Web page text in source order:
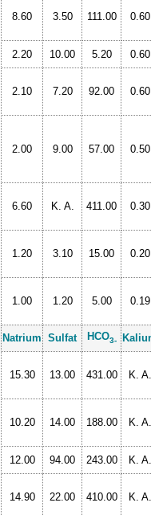
8.60 3.50 111.00 0.60
2.20 10.00 5.20 0.60
2.10 7.20 92.00 0.60
2.00 9.00 57.00 0.50
6.60 K. A. 411.00 0.30
1.20 3.10 15.00 0.20
1.00 1.20 5.00 0.19
Natrium Sulfat HCO3-
15.30 13.00 431.00 K. A.
10.20 14.00 188.00 K. A.
12.00 94.00 243.00 K. A.
14.90 22.00 410.00 K. A.